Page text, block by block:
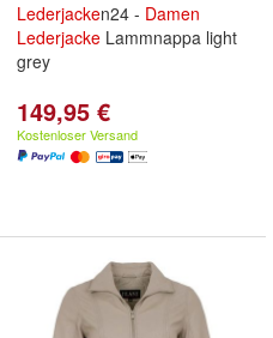
Lederjacken24 - Damen
Lederjacke Lammnappa light
grey
149,95 €
Kostenloser Versand